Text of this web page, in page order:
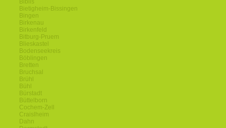
Biblis
Bietigheim-Bissingen
Bingen
Birkenau
Birkenfeld
Bitburg-Pruem
Blieskastel
Bodenseekreis
Böblingen
Bretten
Bruchsal
Brühl
Bühl
Bürstadt
Büttelborn
Cochem-Zell
Craislheim
Dahn